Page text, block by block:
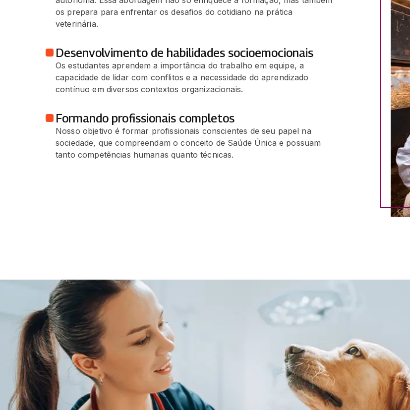
os prepara para enfrentar os desafios do cotidiano na prática
veterinária.
Desenvolvimento de habilidades socioemocionais
Os estudantes aprendem a importância do trabalho em equipe, a
capacidade de lidar com conflitos e a necessidade do aprendizado
contínuo em diversos contextos organizacionais.
Formando profissionais completos
Nosso objetivo é formar profissionais conscientes de seu papel na
sociedade, que compreendam o conceito de Saúde Única e possuam
tanto competências humanas quanto técnicas.